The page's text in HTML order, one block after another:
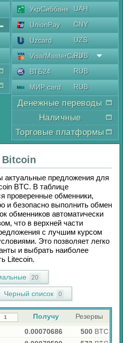
УкрСиббанк
UAH
UnionPay
CNY
Uzcard
UZS
Visa/MasterCard
RUB
ВТБ24
RUB
МИР card
RUB
Денежные переводы
Наличные
Торговые платформы
Bitcoin
актуальные предложения для
BTC. В таблице
проверенные обменники,
и безопасно выполнить обмен
обменников автоматически
что в верхней части
с лучшим курсом
Это позволяет легко
и выбрать наиболее
Litecoin.
20
Черный список 0
Получу
Резервы
0.00070686 500 BTC